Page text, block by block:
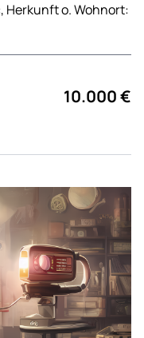
Herkunft o. Wohnort:
10.000 €